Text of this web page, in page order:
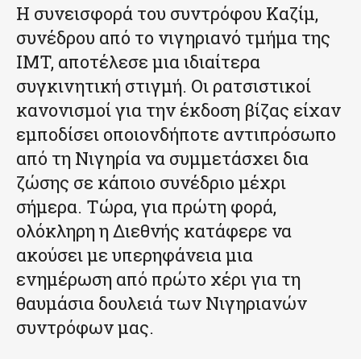
Η συνεισφορά του συντρόφου Καζίμ,
συνέδρου από το νιγηριανό τμήμα της
IMT, αποτέλεσε μια ιδιαίτερα
συγκινητική στιγμή. Οι ρατσιστικοί
κανονισμοί για την έκδοση βίζας είχαν
εμποδίσει οποιονδήποτε αντιπρόσωπο
από τη Νιγηρία να συμμετάσχει δια
ζώσης σε κάποιο συνέδριο μέχρι
σήμερα. Τώρα, για πρώτη φορά,
ολόκληρη η Διεθνής κατάφερε να
ακούσει με υπερηφάνεια μια
ενημέρωση από πρώτο χέρι για τη
θαυμάσια δουλειά των Νιγηριανών
συντρόφων μας.